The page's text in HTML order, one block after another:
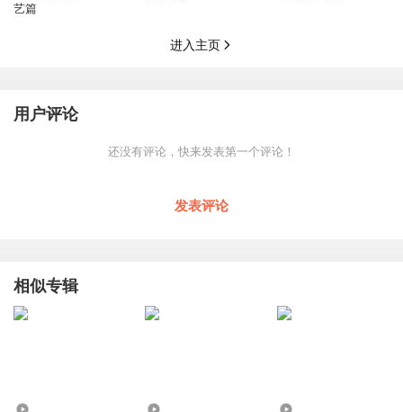
艺篇
进入主页
用户评论
还没有评论，快来发表第一个评论！
发表评论
相似专辑